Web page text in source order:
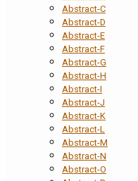
Abstract-C
Abstract-D
Abstract-E
Abstract-F
Abstract-G
Abstract-H
Abstract-I
Abstract-J
Abstract-K
Abstract-L
Abstract-M
Abstract-N
Abstract-O